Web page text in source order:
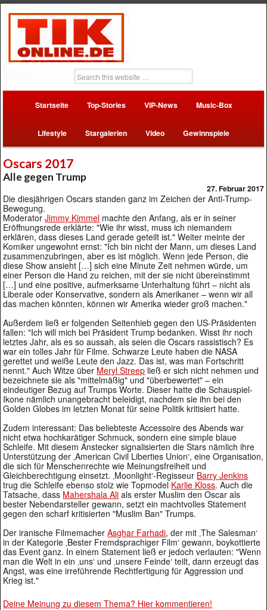
Startseite Top-Stories VIP-News Music-Box
Lifestyle Stargalerien Video Gewinnspiele
Oscars 2017
Alle gegen Trump
27. Februar 2017
Die diesjährigen Oscars standen ganz im Zeichen der Anti-Trump-
Bewegung.
ModeratorJimmy Kimmel machte den Anfang, als er in seiner
Eröffnungsrede erklärte: "Wie ihr wisst, muss ich niemandem
erklären, dass dieses Land gerade geteilt ist." Weiter meinte der
Komiker ungewohnt ernst: "Ich bin nicht der Mann, um dieses Land
zusammenzubringen, aber es ist möglich. Wenn jede Person, die
diese Show ansieht […] sich eine Minute Zeit nehmen würde, um
einer Person die Hand zu reichen, mit der sie nicht übereinstimmt
[…] und eine positive, aufmerksame Unterhaltung führt – nicht als
Liberale oder Konservative, sondern als Amerikaner – wenn wir all
das machen könnten, können wir Amerika wieder groß machen."
Außerdem ließ er folgenden Seitenhieb gegen den US-Präsidenten
fallen: "Ich will mich bei Präsident Trump bedanken. Wisst ihr noch
letztes Jahr, als es so aussah, als seien die Oscars rassistisch? Es
war ein tolles Jahr für Filme. Schwarze Leute haben die NASA
gerettet und weiße Leute den Jazz. Das ist, was man Fortschritt
nennt." Auch Witze über Meryl Streep ließ er sich nicht nehmen und
bezeichnete sie als "mittelmäßig" und "überbewertet" – ein
eindeutiger Bezug auf Trumps Worte. Dieser hatte die Schauspiel-
Ikone nämlich unangebracht beleidigt, nachdem sie ihn bei den
Golden Globes im letzten Monat für seine Politik kritisiert hatte.
Zudem interessant: Das beliebteste Accessoire des Abends war
nicht etwa hochkarätiger Schmuck, sondern eine simple blaue
Schleife. Mit diesem Anstecker signalisierten die Stars nämlich ihre
Unterstützung der ‚American Civil Liberties Union‘, eine Organisation,
die sich für Menschenrechte wie Meinungsfreiheit und
Gleichberechtigung einsetzt. ‚Moonlight‘-Regisseur Barry Jenkins
trug die Schleife ebenso stolz wie Topmodel Karlie Kloss. Auch die
Tatsache, dass Mahershala Ali als erster Muslim den Oscar als
bester Nebendarsteller gewann, setzt ein machtvolles Statement
gegen den scharf kritisierten "Muslim Ban" Trumps.
Der iranische FilmemacherAsghar Farhadi, der mit ‚The Salesman‘
in der Kategorie ‚Bester Fremdsprachiger Film‘ gewann, boykottierte
das Event ganz. In einem Statement ließ er jedoch verlauten: "Wenn
man die Welt in ein ‚uns‘ und ‚unsere Feinde‘ teilt, dann erzeugt das
Angst, was eine irreführende Rechtfertigung für Aggression und
Krieg ist."
Deine Meinung zu diesem Thema? Hier kommentieren!